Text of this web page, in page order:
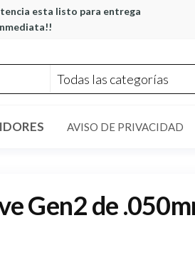
esta listo para entrega
AVISO DE PRIVACIDAD
Gen2 de